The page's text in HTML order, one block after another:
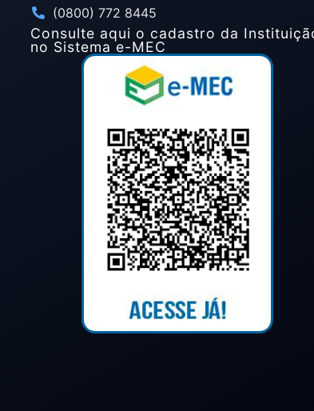
(0800) 772 8445
Consulte aqui o cadastro da
no Sistema e-MEC